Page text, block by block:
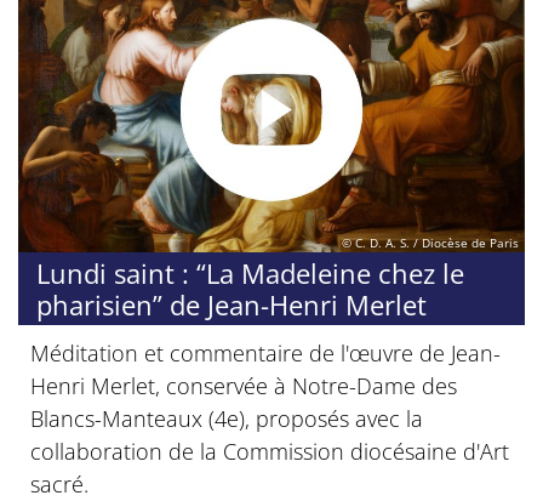
© C. D. A. S. / Diocèse de Paris
Lundi saint : “La Madeleine chez le
pharisien” de Jean-Henri Merlet
Méditation et commentaire de l'œuvre de Jean-
Henri Merlet, conservée à Notre-Dame des
Blancs-Manteaux (4e), proposés avec la
collaboration de la Commission diocésaine d'Art
sacré.